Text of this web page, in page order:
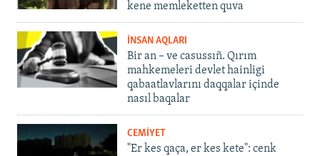
kene memleketten quva
İNSAN AQLARI
Bir an – ve casussıñ. Qırım
mahkemeleri devlet hainligi
qabaatlavlarını daqqalar içinde
nasıl baqalar
CEMİYET
"Er kes qaça, er kes kete": cenk